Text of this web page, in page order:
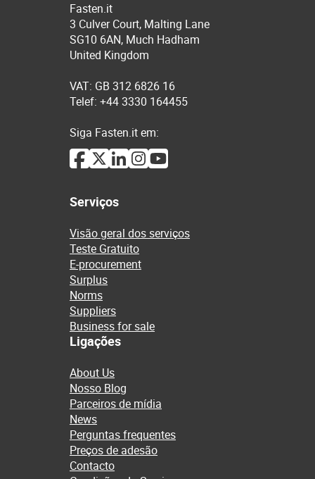
Fasten.it
3 Culver Court, Malting Lane
SG10 6AN, Much Hadham
United Kingdom
VAT: GB 312 6826 16
Telef: +44 3330 164455
Siga Fasten.it em:
Serviços
Visão geral dos serviços
Teste Gratuito
E-procurement
Surplus
Norms
Suppliers
Business for sale
Ligações
About Us
Nosso Blog
Parceiros de mídia
News
Perguntas frequentes
Preços de adesão
Contacto